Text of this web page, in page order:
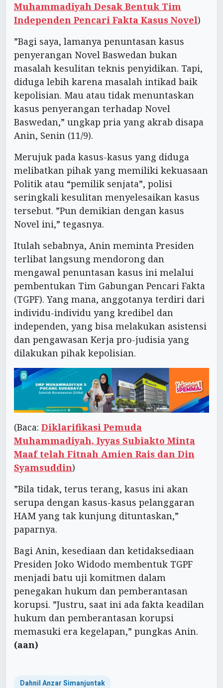
Muhammadiyah Desak Bentuk Tim
Independen Pencari Fakta Kasus Novel)
”Bagi saya, lamanya penuntasan kasus
penyerangan Novel Baswedan bukan
masalah kesulitan teknis penyidikan. Tapi,
diduga lebih karena masalah intikad baik
kepolisian. Mau atau tidak menuntaskan
kasus penyerangan terhadap Novel
Baswedan,” ungkap pria yang akrab disapa
Anin, Senin (11/9).
Merujuk pada kasus-kasus yang diduga
melibatkan pihak yang memiliki kekuasaan
Politik atau “pemilik senjata”, polisi
seringkali kesulitan menyelesaikan kasus
tersebut. ”Pun demikian dengan kasus
Novel ini,” tegasnya.
Itulah sebabnya, Anin meminta Presiden
terlibat langsung mendorong dan
mengawal penuntasan kasus ini melalui
pembentukan Tim Gabungan Pencari Fakta
(TGPF). Yang mana, anggotanya terdiri dari
individu-individu yang kredibel dan
independen, yang bisa melakukan asistensi
dan pengawasan Kerja pro-judisia yang
dilakukan pihak kepolisian.
(Baca: Diklarifikasi Pemuda
Muhammadiyah, Iyyas Subiakto Minta
Maaf telah Fitnah Amien Rais dan Din
Syamsuddin)
”Bila tidak, terus terang, kasus ini akan
serupa dengan kasus-kasus pelanggaran
HAM yang tak kunjung dituntaskan,”
paparnya.
Bagi Anin, kesediaan dan ketidaksediaan
Presiden Joko Widodo membentuk TGPF
menjadi batu uji komitmen dalam
penegakan hukum dan pemberantasan
korupsi. ”Justru, saat ini ada fakta keadilan
hukum dan pemberantasan korupsi
memasuki era kegelapan,” pungkas Anin.
(aan)
Dahnil Anzar Simanjuntak